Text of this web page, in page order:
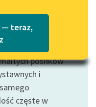
Katalog w formacie PDF
— teraz,
posiłków
i
częste w